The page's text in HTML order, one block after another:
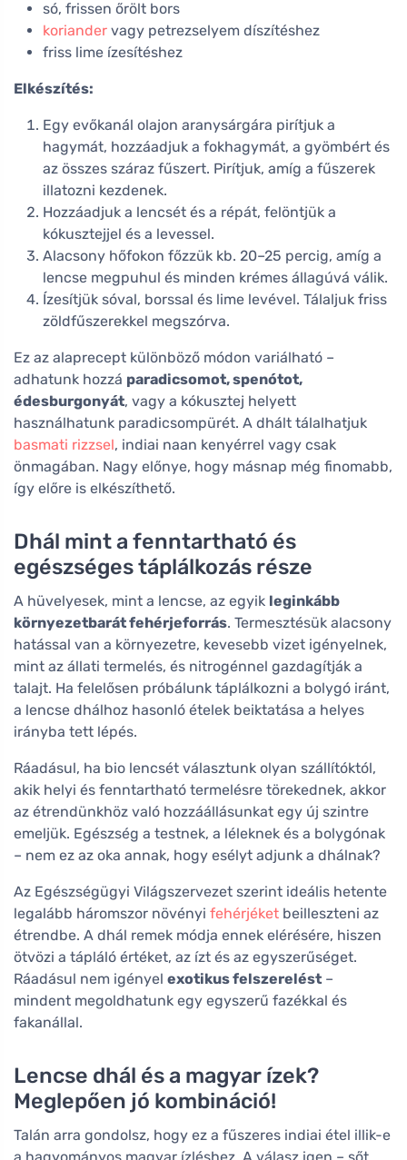
só, frissen őrölt bors
koriander vagy petrezselyem díszítéshez
friss lime ízesítéshez
Elkészítés:
Egy evőkanál olajon aranysárgára pirítjuk a
hagymát, hozzáadjuk a fokhagymát, a gyömbért és
az összes száraz fűszert. Pirítjuk, amíg a fűszerek
illatozni kezdenek.
Hozzáadjuk a lencsét és a répát, felöntjük a
kókusztejjel és a levessel.
Alacsony hőfokon főzzük kb. 20–25 percig, amíg a
lencse megpuhul és minden krémes állagúvá válik.
Ízesítjük sóval, borssal és lime levével. Tálaljuk friss
zöldfűszerekkel megszórva.
Ez az alaprecept különböző módon variálható –
adhatunk hozzá paradicsomot, spenótot,
édesburgonyát, vagy a kókusztej helyett
használhatunk paradicsompürét. A dhált tálalhatjuk
basmati rizzsel, indiai naan kenyérrel vagy csak
önmagában. Nagy előnye, hogy másnap még finomabb,
így előre is elkészíthető.
Dhál mint a fenntartható és
egészséges táplálkozás része
A hüvelyesek, mint a lencse, az egyik leginkább
környezetbarát fehérjeforrás. Termesztésük alacsony
hatással van a környezetre, kevesebb vizet igényelnek,
mint az állati termelés, és nitrogénnel gazdagítják a
talajt. Ha felelősen próbálunk táplálkozni a bolygó iránt,
a lencse dhálhoz hasonló ételek beiktatása a helyes
irányba tett lépés.
Ráadásul, ha bio lencsét választunk olyan szállítóktól,
akik helyi és fenntartható termelésre törekednek, akkor
az étrendünkhöz való hozzáállásunkat egy új szintre
emeljük. Egészség a testnek, a léleknek és a bolygónak
– nem ez az oka annak, hogy esélyt adjunk a dhálnak?
Az Egészségügyi Világszervezet szerint ideális hetente
legalább háromszor növényi fehérjéket beilleszteni az
étrendbe. A dhál remek módja ennek elérésére, hiszen
ötvözi a tápláló értéket, az ízt és az egyszerűséget.
Ráadásul nem igényel exotikus felszerelést –
mindent megoldhatunk egy egyszerű fazékkal és
fakanállal.
Lencse dhál és a magyar ízek?
Meglepően jó kombináció!
Talán arra gondolsz, hogy ez a fűszeres indiai étel illik-e